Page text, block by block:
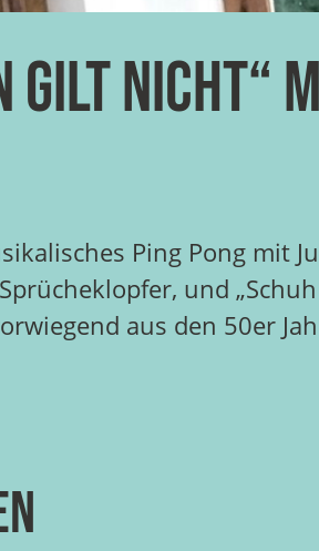
gilt
Ping Pong mit
und
aus den 50er